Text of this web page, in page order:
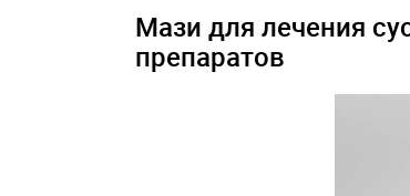
Мази для лечения
препаратов